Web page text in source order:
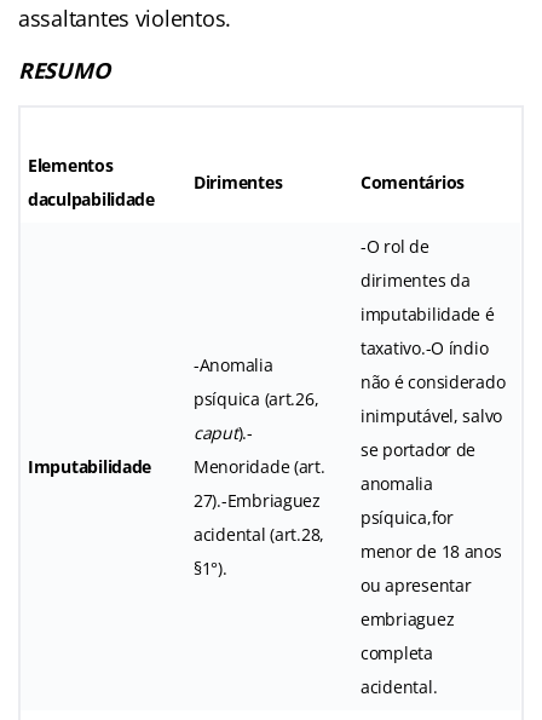
assaltantes violentos.
RESUMO
Elementos
daculpabilidade
Dirimentes Comentários
Imputabilidade
-Anomalia
psíquica (art.26,
caput).-
Menoridade (art.
27).-Embriaguez
acidental (art.28,
§1°).
-O rol de
dirimentes da
imputabilidade é
taxativo.-O índio
não é considerado
inimputável, salvo
se portador de
anomalia
psíquica,for
menor de 18 anos
ou apresentar
embriaguez
completa
acidental.